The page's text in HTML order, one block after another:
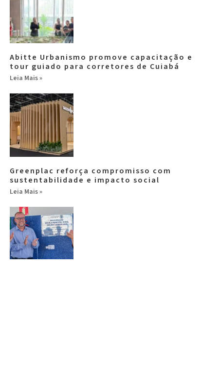
Abitte Urbanismo promove capacitação e
tour guiado para corretores de Cuiabá
Leia Mais »
Greenplac reforça compromisso com
sustentabilidade e impacto social
Leia Mais »